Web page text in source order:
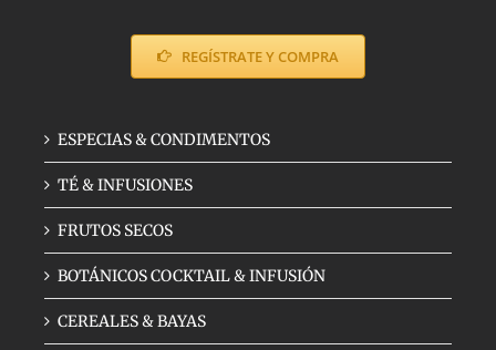
REGÍSTRATE Y COMPRA
ESPECIAS & CONDIMENTOS
TÉ & INFUSIONES
FRUTOS SECOS
BOTÁNICOS COCKTAIL & INFUSIÓN
CEREALES & BAYAS